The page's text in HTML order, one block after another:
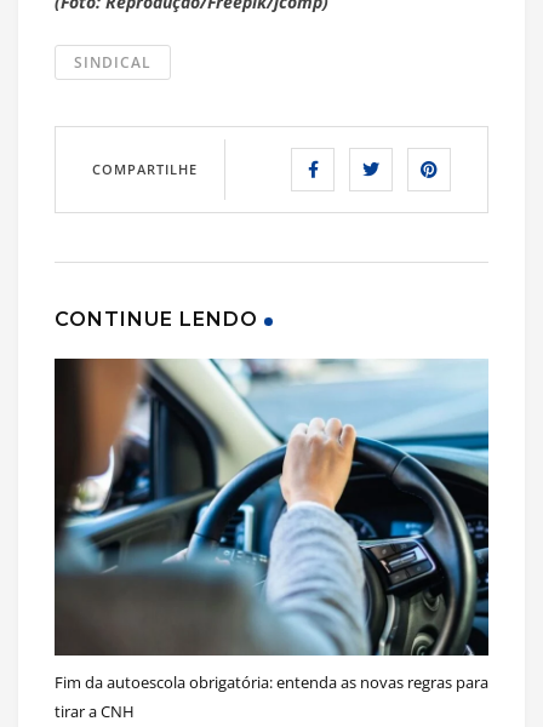
SINDICAL
COMPARTILHE
CONTINUE LENDO
Fim da autoescola obrigatória: entenda as novas regras para
tirar a CNH